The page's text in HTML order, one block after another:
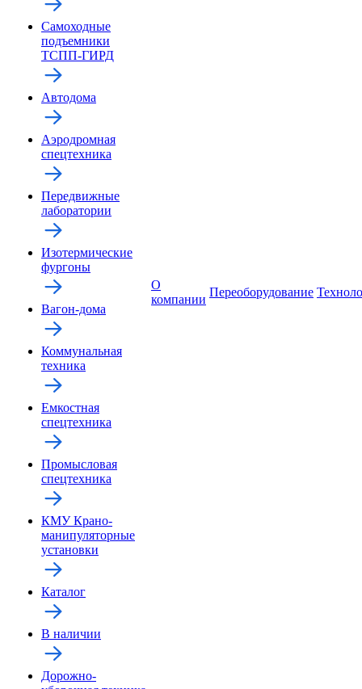
Самоходные
подъемники
ТСПП-ГИРД
Автодома
Аэродромная
спецтехника
Передвижные
лаборатории
Изотермические
фургоны
Вагон-дома
Коммунальная
техника
Емкостная
спецтехника
Промысловая
спецтехника
КМУ Крано-
манипуляторные
установки
Каталог
В наличии
Дорожно-
О
компании
Переоборудование